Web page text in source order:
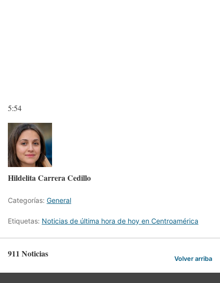
5:54
Hildelita Carrera Cedillo
Categorías: General
Etiquetas: Noticias de última hora de hoy en Centroamérica
911 Noticias Volver arriba